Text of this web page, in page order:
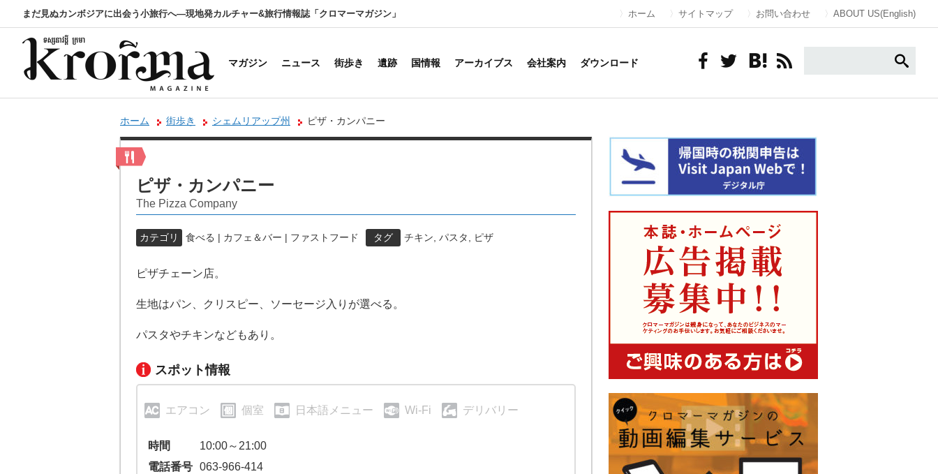
まだ見ぬカンボジアに出会う小旅行へ―現地発カルチャー&旅行情報誌「クロマーマガジン」 ホーム サイトマップ お問い合わせ ABOUT US(English)
マガジン ニュース 街歩き 遺跡 国情報 アーカイブス 会社案内 ダウンロード
ホーム 街歩き シェムリアップ州 ピザ・カンパニー
ピザ・カンパニー
The Pizza Company
カテゴリ 食べる | カフェ＆バー | ファストフード タグ チキン パスタ ピザ
ピザチェーン店。
生地はパン、クリスピー、ソーセージ入りが選べる。
パスタやチキンなどもあり。
スポット情報
エアコン 個室 日本語メニュー Wi-Fi デリバリー
時間
10:00～21:00
電話番号 063-966-414